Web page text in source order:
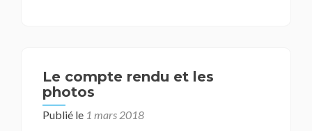
Le compte rendu et les
photos
Publié le 1 mars 2018